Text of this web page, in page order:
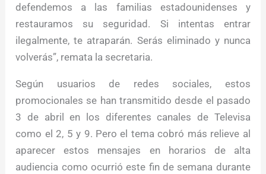
defendemos a las familias estadounidenses y
restauramos su seguridad. Si intentas entrar
ilegalmente, te atraparán. Serás eliminado y nunca
volverás”, remata la secretaria.
Según usuarios de redes sociales, estos
promocionales se han transmitido desde el pasado
3 de abril en los diferentes canales de Televisa
como el 2, 5 y 9. Pero el tema cobró más relieve al
aparecer estos mensajes en horarios de alta
audiencia como ocurrió este fin de semana durante